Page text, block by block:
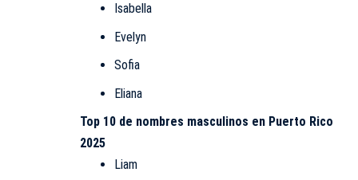
Isabella
Evelyn
Sofia
Eliana
Top 10 de nombres masculinos en Puerto Rico
2025
Liam